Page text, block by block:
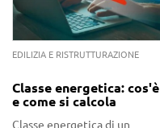
EDILIZIA E RISTRUTTURAZIONE
Classe energetica: cos'è
e come si calcola
Classe energetica di un